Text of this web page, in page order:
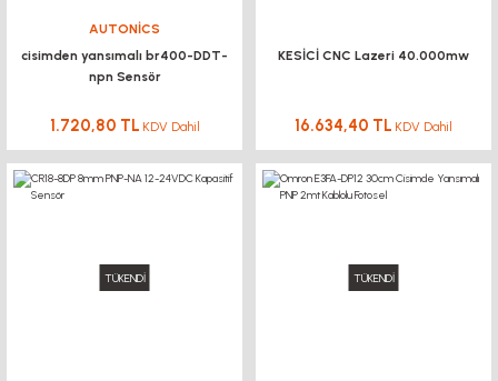
AUTONİCS
cisimden yansımalı br400-DDT-
npn Sensör
1.720,80 TL KDV Dahil
KESİCİ CNC Lazeri 40.000mw
16.634,40 TL KDV Dahil
TÜKENDİ TÜKENDİ